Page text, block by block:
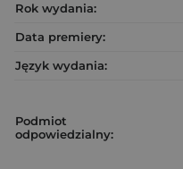
Rok wydania:
Data premiery:
Język wydania:
Podmiot
odpowiedzialny: